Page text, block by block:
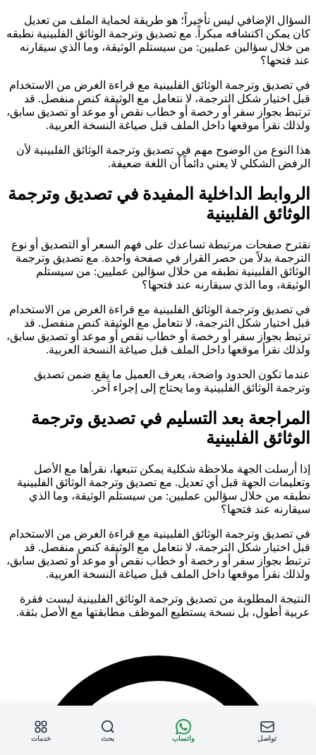
السؤال الإضافي ليس تأخيراً؛ هو طريقة لحماية الملف من تعديل
كان يمكن اكتشافه مبكراً. مع تصديق وترجمة الوثائق الفلبينية نطبقه
من خلال سؤالين عمليين: من سيستلم الوثيقة، وما الذي سيقارنه
عند فتحها؟
في تصديق وترجمة الوثائق الفلبينية مع قراءة الغرض من الاستخدام
قبل اختيار شكل الترجمة، لا نتعامل مع الوثيقة كنص منفصل. قد
ترتبط بجواز سفر أو رخصة أو خطاب نقص أو موعد أو تصديق سابق،
ولذلك نقرأ موقعها داخل الملف قبل صياغة النسخة العربية.
هذا النوع من الوضوح مهم في تصديق وترجمة الوثائق الفلبينية لأن
الرفض الشكلي لا يعني دائماً أن اللغة ضعيفة.
الروابط الداخلية المفيدة في تصديق وترجمة
الوثائق الفلبينية
نقترح صفحات مرتبطة تساعدك على فهم السعر أو التصديق أو نوع
الترجمة بدلاً من حصر القرار في صفحة واحدة. مع تصديق وترجمة
الوثائق الفلبينية نطبقه من خلال سؤالين عمليين: من سيستلم
الوثيقة، وما الذي سيقارنه عند فتحها؟
في تصديق وترجمة الوثائق الفلبينية مع قراءة الغرض من الاستخدام
قبل اختيار شكل الترجمة، لا نتعامل مع الوثيقة كنص منفصل. قد
ترتبط بجواز سفر أو رخصة أو خطاب نقص أو موعد أو تصديق سابق،
ولذلك نقرأ موقعها داخل الملف قبل صياغة النسخة العربية.
عندما تكون الحدود واضحة، يعرف العميل ما يقع ضمن تصديق
وترجمة الوثائق الفلبينية وما يحتاج إلى إجراء آخر.
المراجعة بعد التسليم في تصديق وترجمة
الوثائق الفلبينية
إذا أرسلت الجهة ملاحظة شكلية يمكن تتبعها، نقرأها مع الأصل
وتعليمات الجهة قبل أي تعديل. مع تصديق وترجمة الوثائق الفلبينية
نطبقه من خلال سؤالين عمليين: من سيستلم الوثيقة، وما الذي
سيقارنه عند فتحها؟
في تصديق وترجمة الوثائق الفلبينية مع قراءة الغرض من الاستخدام
قبل اختيار شكل الترجمة، لا نتعامل مع الوثيقة كنص منفصل. قد
ترتبط بجواز سفر أو رخصة أو خطاب نقص أو موعد أو تصديق سابق،
ولذلك نقرأ موقعها داخل الملف قبل صياغة النسخة العربية.
النتيجة المطلوبة من تصديق وترجمة الوثائق الفلبينية ليست فقرة
عربية أطول، بل نسخة يستطيع الموظف مطابقتها مع الأصل بثقة.
تواصل واتساب بحث خدمات